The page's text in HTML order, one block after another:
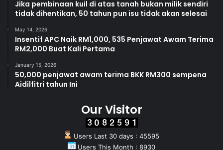
Jika pembinaan kuil di atas tanah bukan milik sendiri
tidak dihentikan, 50 tahun pun isu tidak akan selesai
May 14, 2026
Insentif APC Naik RM1,000, 535 Penjawat Awam Terima
RM2,000 Buat Kali Pertama
January 15, 2026
50,000 penjawat awam terima BKK RM300 sempena
Aidilfitri tahun Ini
Our Visitor
Users Last 30 days : 45595
Users This Month : 8930